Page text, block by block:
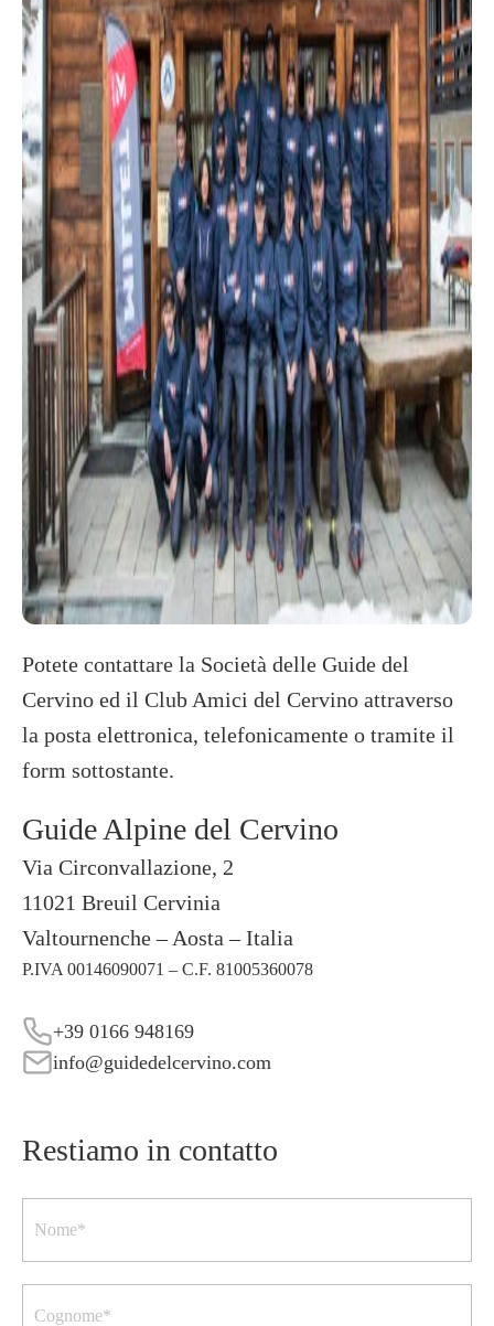
Potete contattare la Società delle Guide del
Cervino ed il Club Amici del Cervino attraverso
la posta elettronica, telefonicamente o tramite il
form sottostante.
Guide Alpine del Cervino
Via Circonvallazione, 2
11021 Breuil Cervinia
Valtournenche – Aosta – Italia
P.IVA 00146090071 – C.F. 81005360078
+39 0166 948169
info@guidedelcervino.com
Restiamo in contatto